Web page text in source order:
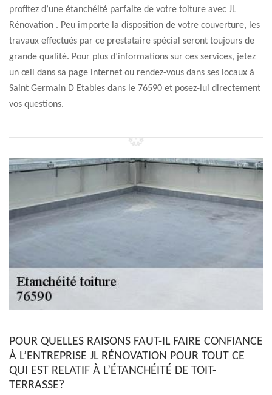
profitez d’une étanchéité parfaite de votre toiture avec JL
Rénovation . Peu importe la disposition de votre couverture, les
travaux effectués par ce prestataire spécial seront toujours de
grande qualité. Pour plus d’informations sur ces services, jetez
un œil dans sa page internet ou rendez-vous dans ses locaux à
Saint Germain D Etables dans le 76590 et posez-lui directement
vos questions.
POUR QUELLES RAISONS FAUT-IL FAIRE CONFIANCE
À L’ENTREPRISE JL RÉNOVATION POUR TOUT CE
QUI EST RELATIF À L’ÉTANCHÉITÉ DE TOIT-
TERRASSE?